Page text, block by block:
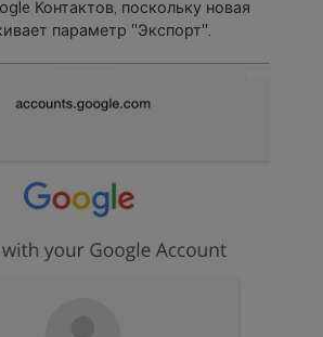
Контактов, поскольку новая
параметр "Экспорт".